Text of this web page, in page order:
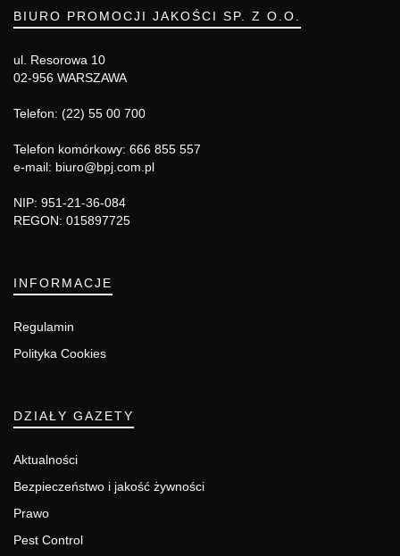
BIURO PROMOCJI JAKOŚCI SP. Z O.O.
ul. Resorowa 10
02-956 WARSZAWA
Telefon: (22) 55 00 700
Telefon komórkowy: 666 855 557
e-mail: biuro@bpj.com.pl
NIP: 951-21-36-084
REGON: 015897725
INFORMACJE
Regulamin
Polityka Cookies
DZIAŁY GAZETY
Aktualności
Bezpieczeństwo i jakość żywności
Prawo
Pest Control